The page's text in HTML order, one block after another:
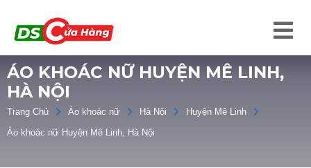
ÁO KHOÁC NỮ HUYỆN MÊ LINH,
HÀ NỘI
Trang Chủ Áo khoác nữ Hà Nội
Huyện Mê Linh
Áo khoác nữ Huyện Mê Linh, Hà Nội